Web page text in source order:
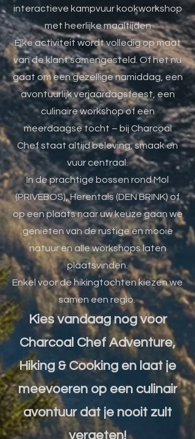
interactieve kampvuur kookworkshop
met heerlijke maaltijden
Elke activiteit wordt volledig op maat
van de klant samengesteld. Of het nu
gaat om een gezellige namiddag, een
avontuurlijk verjaardagsfeest, een
culinaire workshop of een
meerdaagse tocht – bij Charcoal
Chef staat altijd beleving, smaak en
vuur centraal.
In de prachtige bossen rond Mol
(PRIVEBOS), Herentals (DEN BRINK) of
op een plaats naar uw keuze gaan we
genieten van de rustige en mooie
natuur en alle workshops laten
plaatsvinden.
Enkel voor de hikingtochten kiezen we
samen een regio.
Kies vandaag nog voor
Charcoal Chef Adventure,
Hiking & Cooking en laat je
meevoeren op een culinair
avontuur dat je nooit zult
vergeten!